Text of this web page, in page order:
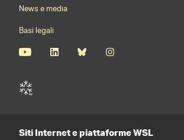
News e media
Basi legali
Siti Internet e piattaforme WSL